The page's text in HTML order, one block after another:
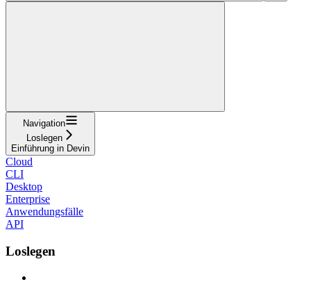
Navigation
Loslegen
Einführung in Devin
Cloud
CLI
Desktop
Enterprise
Anwendungsfälle
API
Loslegen